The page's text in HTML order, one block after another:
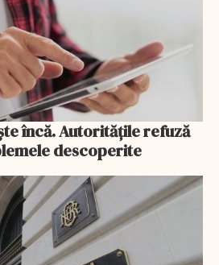
încă. Autoritățile refuză
descoperite